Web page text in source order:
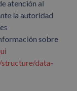
atención al
la autoridad
sobre
data-